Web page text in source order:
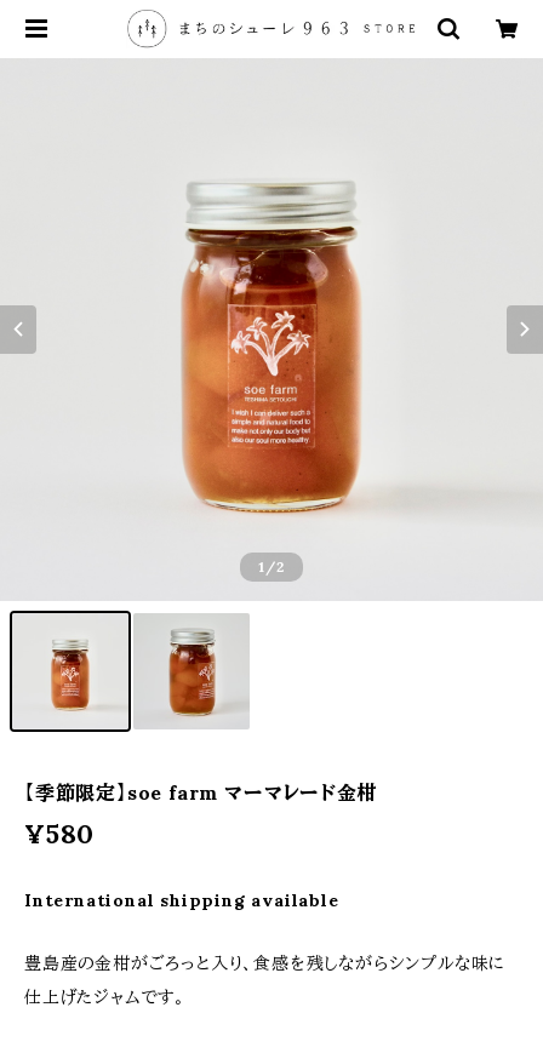
1 /2
【季節限定】soe farm マーマレード金柑
¥580
International shipping available
豊島産の金柑がごろっと入り、食感を残しながらシンプルな味に
仕上げたジャムです。